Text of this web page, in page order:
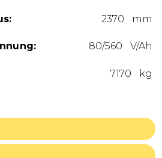
2370 mm
80/560 V/Ah
7170 kg